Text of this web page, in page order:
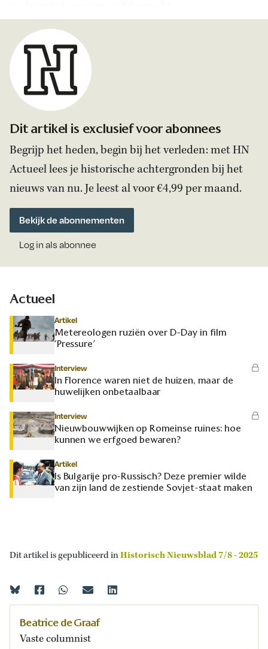
Dit artikel is exclusief voor abonnees
Begrijp het heden, begin bij het verleden: met HN
Actueel lees je historische achtergronden bij het
nieuws van nu. Je leest al voor €4,99 per maand.
Bekijk de abonnementen
Log in als abonnee
Actueel
Artikel
Metereologen ruziën over D-Day in film
‘Pressure’
Interview
In Florence waren niet de huizen, maar de
huwelijken onbetaalbaar
Interview
Nieuwbouwwijken op Romeinse ruïnes: hoe
kunnen we erfgoed bewaren?
Artikel
Is Bulgarije pro-Russisch? Deze premier wilde
van zijn land de zestiende Sovjet-staat maken
Dit artikel is gepubliceerd inHistorisch Nieuwsblad 7/8 - 2025
Beatrice de Graaf
Vaste columnist